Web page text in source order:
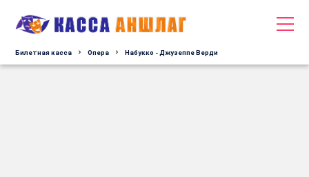
Билетная касса Опера Набукко - Джузеппе Верди